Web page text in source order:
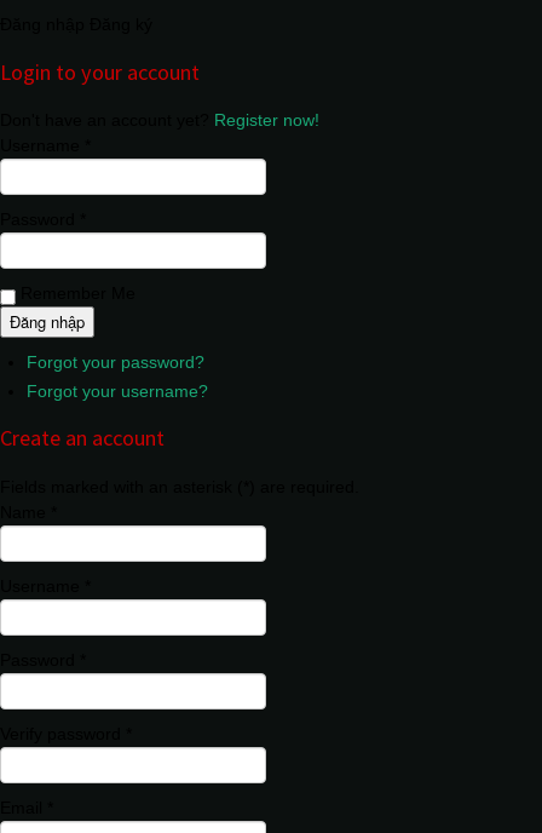
Login to your account
Register now!
Forgot your password?
Forgot your username?
Create an account